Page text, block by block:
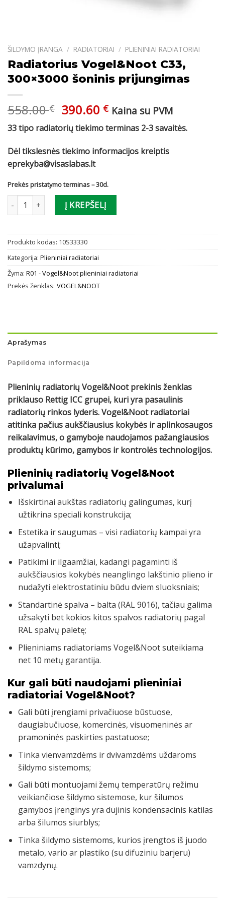
ŠILDYMO ĮRANGA / RADIATORIAI / PLIENINIAI RADIATORIAI
Radiatorius Vogel&Noot C33,
300×3000 šoninis prijungimas
558.00€ Original
price
was:
558.00 €.
390.60 €Current
price
is:
390.60 €.
Kaina su PVM
33 tipo radiatorių tiekimo terminas 2-3 savaitės.
Dėl tikslesnės tiekimo informacijos kreiptis
eprekyba@visaslabas.lt
Prekės pristatymo terminas – 30d.
produkto kiekis: Radiatorius Vogel&Noot C33, 300x3000 šoninis
Į KREPŠELĮ
Produkto kodas: 10S33330
Kategorija: Plieniniai radiatoriai
Žyma: R01 - Vogel&Noot plieniniai radiatoriai
Prekės ženklas: VOGEL&NOOT
Aprašymas
Papildoma informacija
Plieninių radiatorių Vogel&Noot prekinis ženklas
priklauso Rettig ICC grupei, kuri yra pasaulinis
radiatorių rinkos lyderis. Vogel&Noot radiatoriai
atitinka pačius aukščiausius kokybės ir aplinkosaugos
reikalavimus, o gamyboje naudojamos pažangiausios
produktų kūrimo, gamybos ir kontrolės technologijos.
Plieninių radiatorių Vogel&Noot
privalumai
Išskirtinai aukštas radiatorių galingumas, kurį
užtikrina speciali konstrukcija;
Estetika ir saugumas – visi radiatorių kampai yra
užapvalinti;
Patikimi ir ilgaamžiai, kadangi pagaminti iš
aukščiausios kokybės neanglingo lakštinio plieno ir
nudažyti elektrostatiniu būdu dviem sluoksniais;
Standartinė spalva – balta (RAL 9016), tačiau galima
užsakyti bet kokios kitos spalvos radiatorių pagal
RAL spalvų paletę;
Plieniniams radiatoriams Vogel&Noot suteikiama
net 10 metų garantija.
Kur gali būti naudojami plieniniai
radiatoriai Vogel&Noot?
Gali būti įrengiami privačiuose būstuose,
daugiabučiuose, komercinės, visuomeninės ar
pramoninės paskirties pastatuose;
Tinka vienvamzdėms ir dvivamzdėms uždaroms
šildymo sistemoms;
Gali būti montuojami žemų temperatūrų režimu
veikiančiose šildymo sistemose, kur šilumos
gamybos įrenginys yra dujinis kondensacinis katilas
arba šilumos siurblys;
Tinka šildymo sistemoms, kurios įrengtos iš juodo
metalo, vario ar plastiko (su difuziniu barjeru)
vamzdynų.